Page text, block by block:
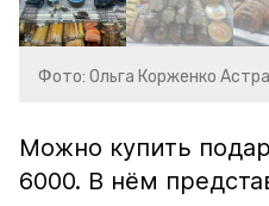
Фото: Ольга Корженко
Можно купить
6000. В нём